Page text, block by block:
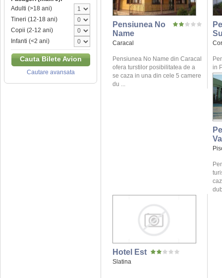
Adulti (>18 ani)
Tineri (12-18 ani)
Copii (2-12 ani)
Infanti (<2 ani)
Cauta Bilete Avion
Cautare avansata
Pensiunea No
Name
Caracal
Pensiunea No Name din Caracal
ofera turstilor posibilitatea de a
se caza in una din cele 5 camere
du ...
in
Hotel Est
Slatina